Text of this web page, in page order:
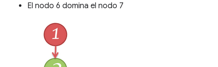
El nodo 6 domina el nodo 7